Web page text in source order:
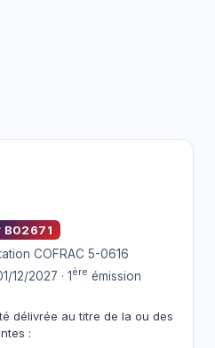
B02671
COFRAC 5-0616
12/2027 · 1 ère émission
délivrée au titre de la ou des
: